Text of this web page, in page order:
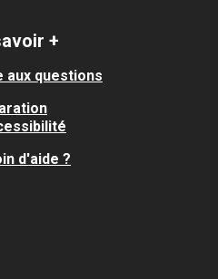
+
aux questions
d'aide ?